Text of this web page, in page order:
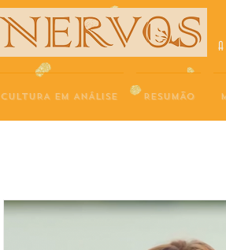
NERVOS
CULTURA EM ANÁLISE RESUMÃO